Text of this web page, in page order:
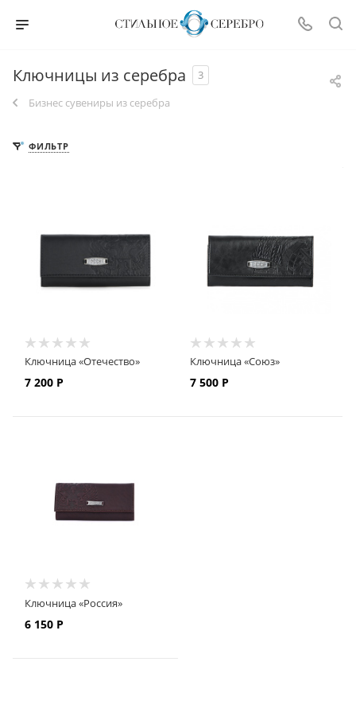
Ключницы из серебра
3
Бизнес сувениры из серебра
ФИЛЬТР
Ключница «Отечество»
7 200 Р
Ключница «Союз»
7 500Р
Ключница «Россия»
6 150 Р